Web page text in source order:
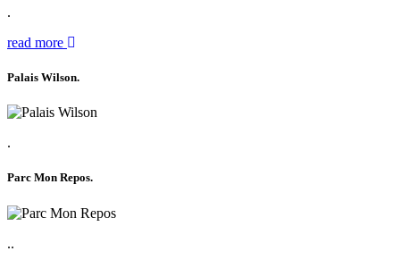
.
read more
Palais Wilson.
.
Parc Mon Repos.
..